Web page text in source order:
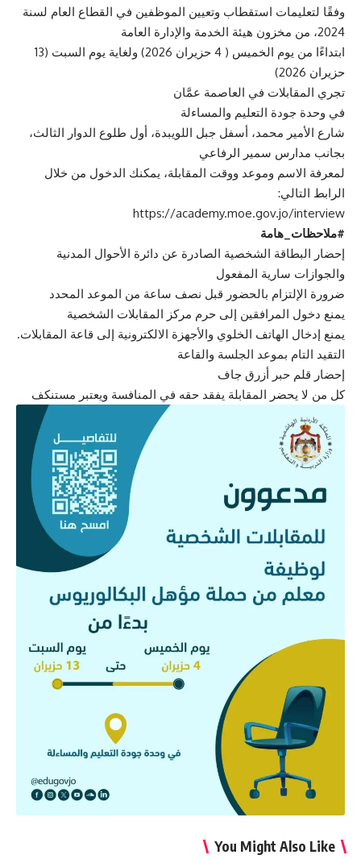
وفقًا لتعليمات استقطاب وتعيين الموظفين في القطاع العام لسنة
2024، من مخزون هيئة الخدمة والإدارة العامة
ابتداءًا من يوم الخميس ( 4 حزيران 2026) ولغاية يوم السبت (13
حزيران 2026)
تجري المقابلات في العاصمة عمَّان
في وحدة جودة التعليم والمساءلة
شارع الأمير محمد، أسفل جبل اللويبدة، أول طلوع الدوار الثالث،
بجانب مدارس سمير الرفاعي
لمعرفة الاسم وموعد ووقت المقابلة، يمكنك الدخول من خلال
الرابط التالي:
https://academy.moe.gov.jo/interview
#ملاحظات_هامة
إحضار البطاقة الشخصية الصادرة عن دائرة الأحوال المدنية
والجوازات سارية المفعول
ضرورة الإلتزام بالحضور قبل نصف ساعة من الموعد المحدد
يمنع دخول المرافقين إلى حرم مركز المقابلات الشخصية
يمنع إدخال الهاتف الخلوي والأجهزة الالكترونية إلى قاعة المقابلات.
التقيد التام بموعد الجلسة والقاعة
إحضار قلم حبر أزرق جاف
كل من لا يحضر المقابلة يفقد حقه في المنافسة ويعتبر مستنكف
You Might Also Like